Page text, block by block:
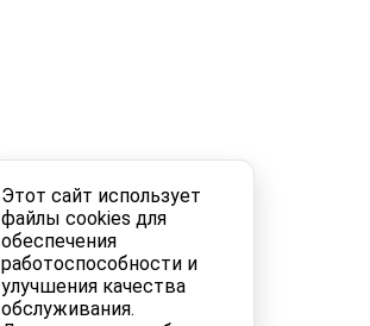
Этот сайт использует
файлы cookies для
обеспечения
работоспособности и
улучшения качества
обслуживания.